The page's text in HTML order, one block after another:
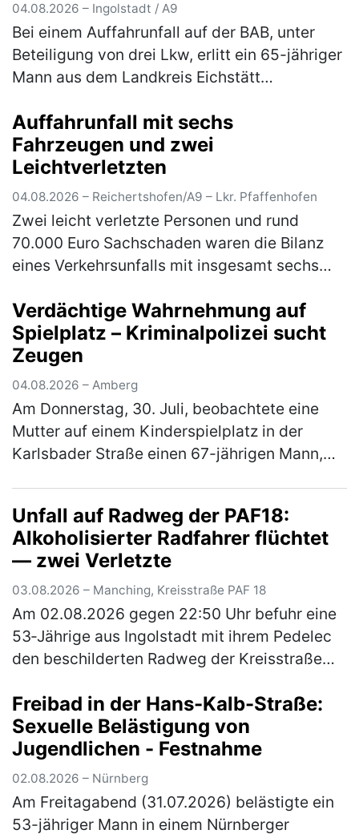
04.08.2026 – Ingolstadt / A9
Bei einem Auffahrunfall auf der BAB, unter
Beteiligung von drei Lkw, erlitt ein 65-jähriger
Mann aus dem Landkreis Eichstätt
jährige Fahrer eines Sattelzugs war…
Auffahrunfall mit sechs
Fahrzeugen und zwei
Leichtverletzten
04.08.2026 – Reichertshofen/A9 – Lkr. Pfaffenhofen
Zwei leicht verletzte Personen und rund
70.000 Euro Sachschaden waren die Bilanz
eines Verkehrsunfalls mit insgesamt sechs
Montagabend gegen 20.00 Uhr. Ein 50-jäh…
(mehr)
Verdächtige Wahrnehmung auf
Spielplatz – Kriminalpolizei sucht
Zeugen
04.08.2026 – Amberg
Am Donnerstag, 30. Juli, beobachtete eine
Mutter auf einem Kinderspielplatz in der
Karlsbader Straße einen 67-jährigen Mann,
Unfall auf Radweg der PAF18:
Alkoholisierter Radfahrer flüchtet
— zwei Verletzte
03.08.2026 – Manching, Kreisstraße PAF 18
Am 02.08.2026 gegen 22:50 Uhr befuhr eine
53‑Jährige aus Ingolstadt mit ihrem Pedelec
den beschilderten Radweg der Kreisstraße
Niederstimm. Ein 54‑Jähriger aus…(mehr)
Freibad in der Hans-Kalb-Straße:
Sexuelle Belästigung von
Jugendlichen - Festnahme
02.08.2026 – Nürnberg
Am Freitagabend (31.07.2026) belästigte ein
53-jähriger Mann in einem Nürnberger